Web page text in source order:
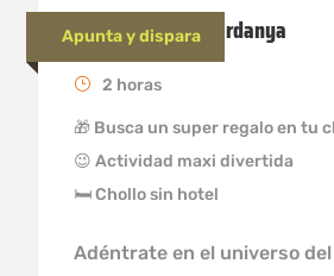
Apunta y dispara
Paintball en la Cerdanya
2 horas
🎁 Busca un super regalo en tu
😉 Actividad maxi divertida
🛏 Chollo sin hotel
Adéntrate en el universo